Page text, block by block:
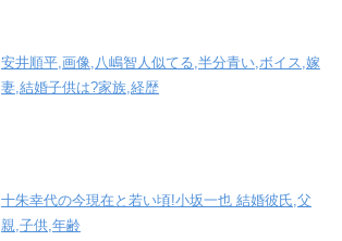
安井順平,画像,八嶋智人似てる,半分青い,ボイス,嫁
妻,結婚子供は?家族,経歴
十朱幸代の今現在と若い頃!小坂一也 結婚彼氏,父
親,子供,年齢